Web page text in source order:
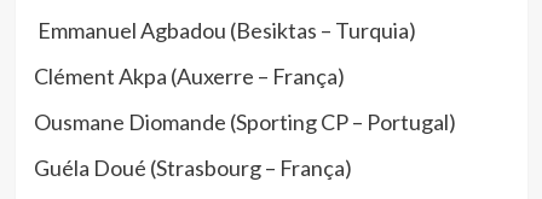
Emmanuel Agbadou (Besiktas – Turquia)
Clément Akpa (Auxerre – França)
Ousmane Diomande (Sporting CP – Portugal)
Guéla Doué (Strasbourg – França)